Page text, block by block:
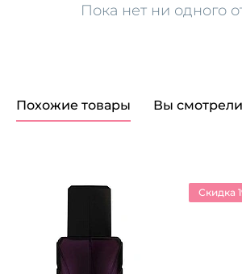
Пока нет ни одного
Похожие товары Вы смотрели
Скидка